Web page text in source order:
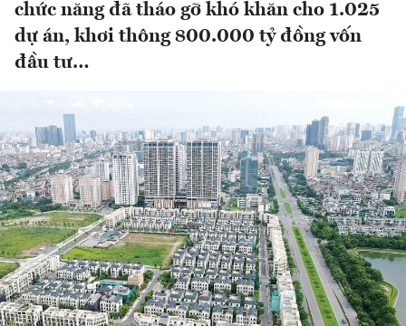
chức năng đã tháo gỡ khó khăn cho 1.025
dự án, khơi thông 800.000 tỷ đồng vốn
đầu tư…